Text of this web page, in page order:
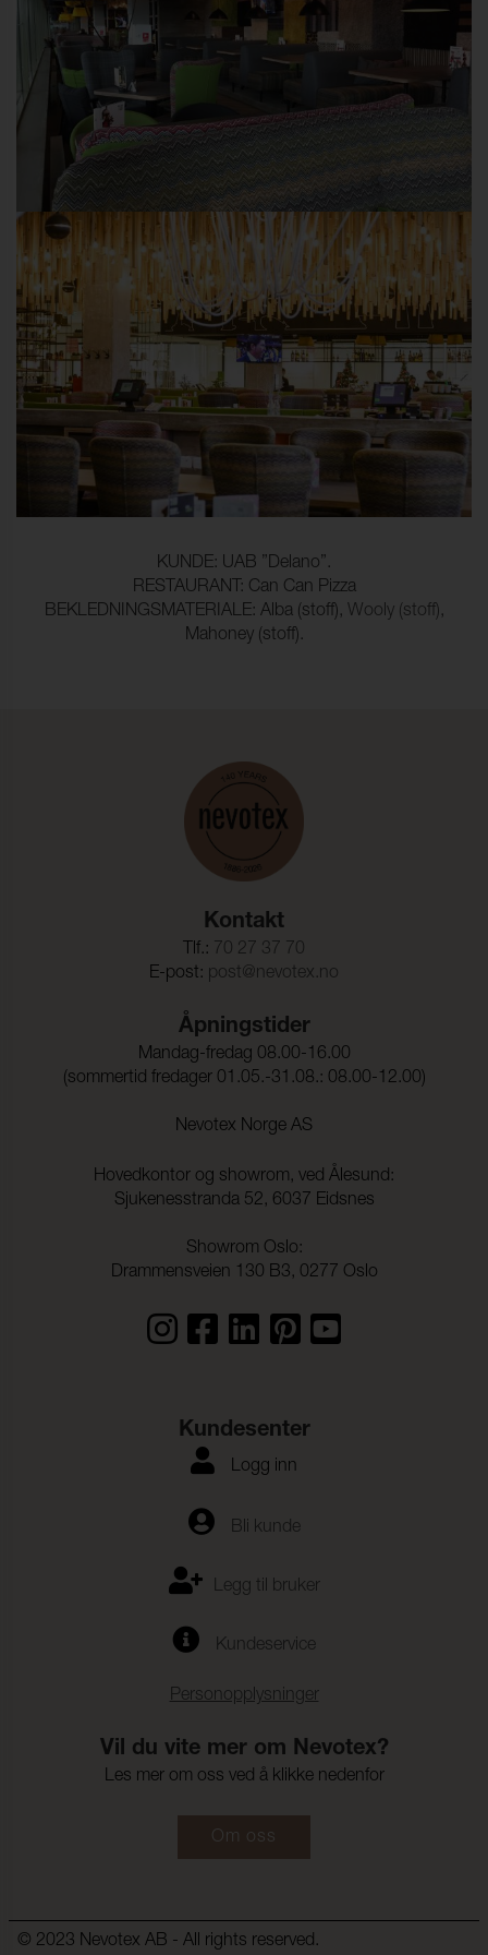
KUNDE: UAB ”Delano”.
RESTAURANT: Can Can Pizza
BEKLEDNINGSMATERIALE: Alba (stoff), Wooly (stoff),
Mahoney (stoff).
Kontakt
Tlf.: 70 27 37 70
E-post: post@nevotex.no
Åpningstider
Mandag-fredag 08.00-16.00
(sommertid fredager 01.05.-31.08.: 08.00-12.00)
Nevotex Norge AS
Hovedkontor og showrom, ved Ålesund:
Sjukenesstranda 52, 6037 Eidsnes
Showrom Oslo:
Drammensveien 130 B3, 0277 Oslo
Kundesenter
Logg inn
Bli kunde
Legg til bruker
Kundeservice
Personopplysninger
Vil du vite mer om Nevotex?
Les mer om oss ved å klikke nedenfor
Om oss
© 2023 Nevotex AB - All rights reserved.